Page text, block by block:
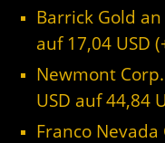
Barrick Gold an
auf 17,04 USD
Newmont
USD auf 44,84
Franco Nevada